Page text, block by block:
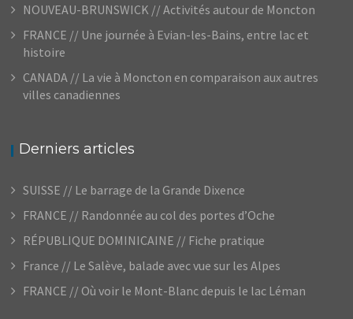
NOUVEAU-BRUNSWICK // Activités autour de Moncton
FRANCE // Une journée à Evian-les-Bains, entre lac et
histoire
CANADA // La vie à Moncton en comparaison aux autres
villes canadiennes
Derniers articles
SUISSE // Le barrage de la Grande Dixence
FRANCE // Randonnée au col des portes d’Oche
RÉPUBLIQUE DOMINICAINE // Fiche pratique
France // Le Salève, balade avec vue sur les Alpes
FRANCE // Où voir le Mont-Blanc depuis le lac Léman